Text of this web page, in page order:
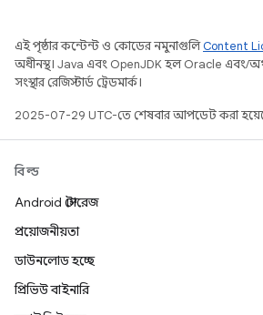
এই পৃষ্ঠার কন্টেন্ট ও কোডের নমুনাগুলিContent
অধীনস্থ। Java এবং OpenJDK হল Oracle এবং/
সংস্থার রেজিস্টার্ড ট্রেডমার্ক।
2025-07-29 UTC-তে শেষবার আপডেট করা
বিল্ড
Android স্টোরেজ
প্রয়োজনীয়তা
ডাউনলোড হচ্ছে
প্রিভিউ বাইনারি